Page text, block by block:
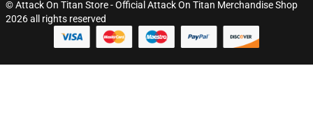
© Attack On Titan Store - Official Attack On Titan Merchandise Shop
2026 all rights reserved